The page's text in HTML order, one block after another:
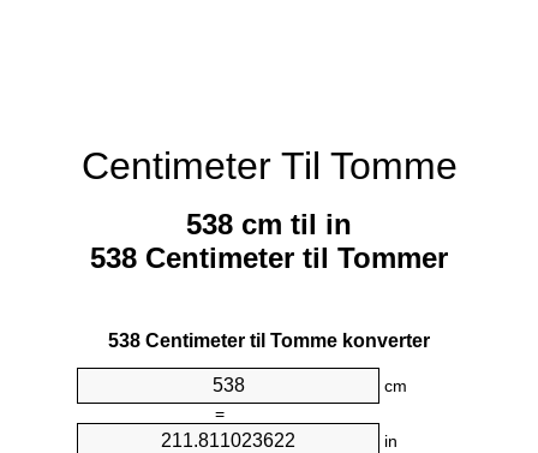
Centimeter Til Tomme
538 cm til in
538 Centimeter til Tommer
538 Centimeter til Tomme konverter
cm
=
in